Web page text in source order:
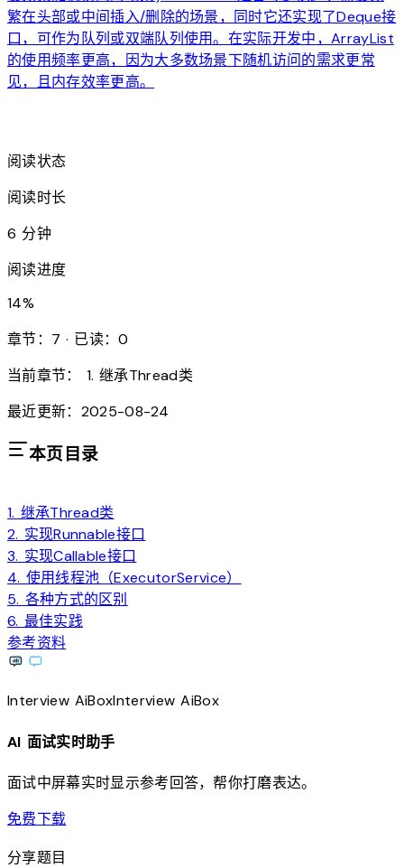
繁在头部或中间插入/删除的场景，同时它还实现了Deque接
口，可作为队列或双端队列使用。在实际开发中，ArrayList
的使用频率更高，因为大多数场景下随机访问的需求更常
见，且内存效率更高。
阅读状态
阅读时长
6 分钟
阅读进度
14%
章节：7 · 已读：0
当前章节：
1. 继承Thread类
最近更新：2025-08-24
本页目录
1. 继承Thread类
2. 实现Runnable接口
3. 实现Callable接口
4. 使用线程池（ExecutorService）
5. 各种方式的区别
6. 最佳实践
参考资料
Interview AiBoxInterviewAiBox
AI 面试实时助手
面试中屏幕实时显示参考回答，帮你打磨表达。
免费下载download
分享题目